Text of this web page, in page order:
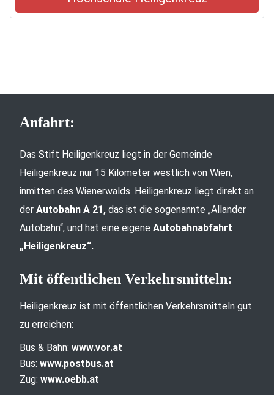
Anfahrt:
Das Stift Heiligenkreuz liegt in der Gemeinde
Heiligenkreuz nur 15 Kilometer westlich von Wien,
inmitten des Wienerwalds. Heiligenkreuz liegt direkt an
der Autobahn A 21, das ist die sogenannte „Allander
Autobahn“, und hat eine eigene Autobahnabfahrt
„Heiligenkreuz“.
Mit öffentlichen Verkehrsmitteln:
Heiligenkreuz ist mit öffentlichen Verkehrsmitteln gut
zu erreichen:
Bus & Bahn: www.vor.at
Bus: www.postbus.at
Zug: www.oebb.at